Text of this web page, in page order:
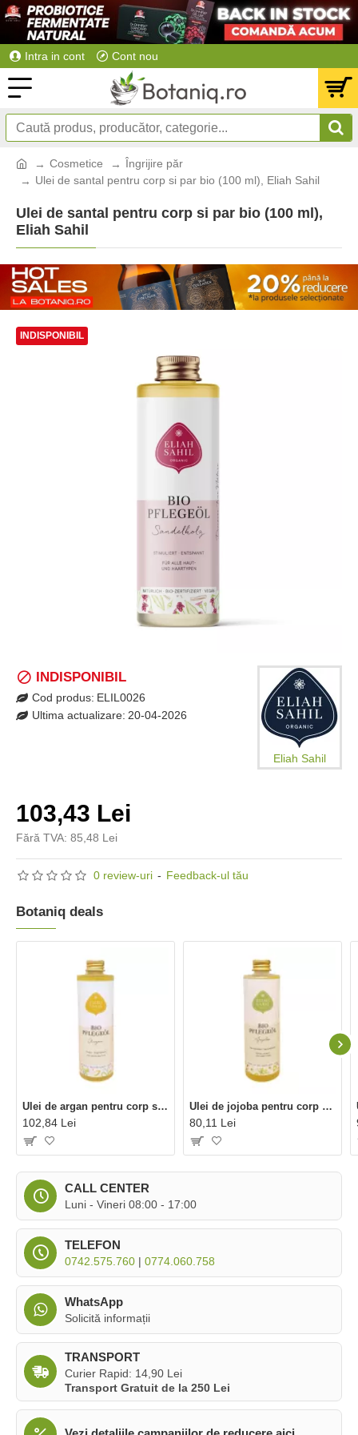
Intra in cont Cont nou
Cosmetice
Îngrijire păr
Ulei de santal pentru corp si par bio (100 ml), Eliah Sahil
Ulei de santal pentru corp si par bio (100 ml),
Eliah Sahil
INDISPONIBIL
0 review-uri - Feedback-ul tău
103,43 Lei
Fără TVA: 85,48 Lei
INDISPONIBIL
Cod produs: ELIL0026
Ultima actualizare: 20-04-2026
Eliah Sahil
CALL CENTER
Luni - Vineri 08:00 - 17:00
TELEFON
0742.575.760 | 0774.060.758
WhatsApp
Solicită informații
TRANSPORT
Curier Rapid: 14,90 Lei
Transport Gratuit de la 250 Lei
Botaniq deals
Ulei de argan pentru corp si par bio (100 ml), Eliah Sahil
102,84 Lei
Ulei de jojoba pentru corp si par bio (100 ml), Eliah Sahil
80,11 Lei